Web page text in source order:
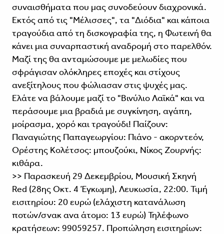
συναισθήματα που μας συνοδεύουν διαχρονικά.
Εκτός από τις "Μέλισσες", τα "Διόδια" και κάποια
τραγούδια από τη δισκογραφία της, η Φωτεινή θα
κάνει μια συναρπαστική αναδρομή στο παρελθόν.
Μαζί της θα ανταμώσουμε με μελωδίες που
σφράγισαν ολόκληρες εποχές και στίχους
ανεξίτηλους που φώλιασαν στις ψυχές μας.
Ελάτε να βάλουμε μαζί το "Βινύλιο Λαϊκά" και να
περάσουμε μια βραδιά με συγκίνηση, αγάπη,
μοίρασμα, χορό και τραγούδι! Παίζουν:
Παναγιώτης Παπαγεωργίου: Πιάνο - ακορντεόν,
Ορέστης Κολέτσος: μπουζούκι, Νίκος Ζουρνής:
κιθάρα.
>> Παρασκευή 29 Δεκεμβρίου, Μουσική Σκηνή
Red (28ης Οκτ. 4 Έγκωμη), Λευκωσία, 22:00. Τιμή
εισιτηρίου: 20 ευρώ (ελάχιστη κατανάλωση
ποτών/σνακ ανα άτομο: 13 ευρώ) Τηλέφωνο
κρατήσεων: 99059257. Προπώληση εισιτηρίων: